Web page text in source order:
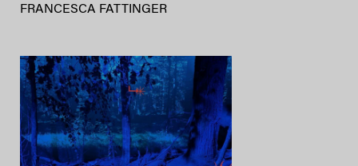
FRANCESCA FATTINGER